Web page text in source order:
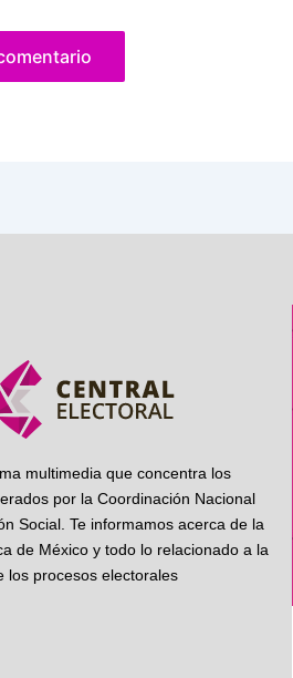
multimedia que concentra los
por la Coordinación Nacional
Social. Te informamos acerca de la
de México y todo lo relacionado a la
los procesos electorales